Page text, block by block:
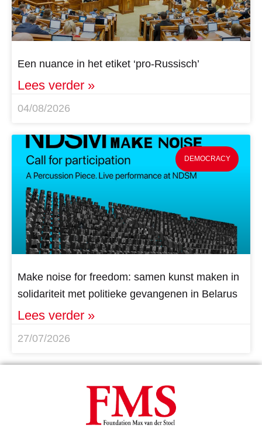
Een nuance in het etiket ‘pro-Russisch’
Lees verder »
04/08/2026
DEMOCRACY
Make noise for freedom: samen kunst maken in
solidariteit met politieke gevangenen in Belarus
Lees verder »
27/07/2026